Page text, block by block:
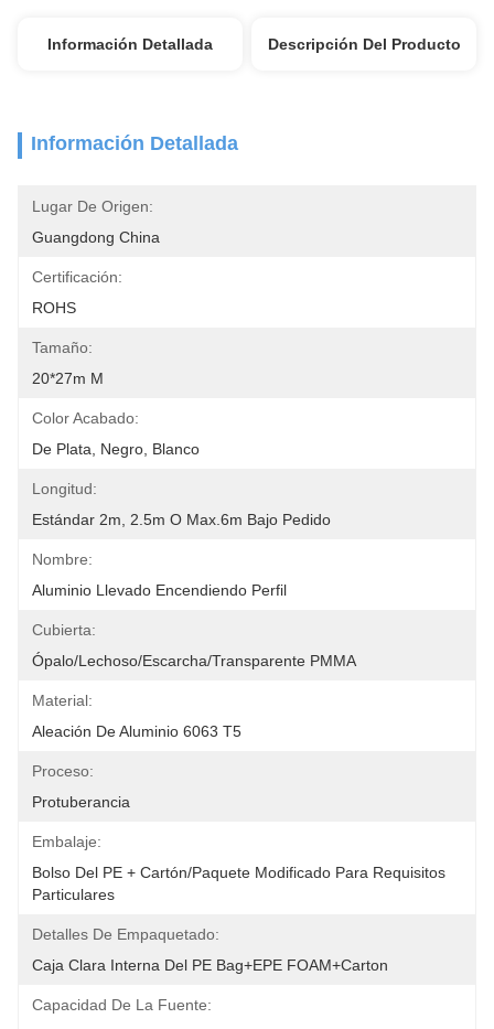
Información Detallada Descripción Del Producto
Información Detallada
Lugar De Origen:
Guangdong China
Certificación:
ROHS
Tamaño:
20*27m M
Color Acabado:
De Plata, Negro, Blanco
Longitud:
Estándar 2m, 2.5m O Max.6m Bajo Pedido
Nombre:
Aluminio Llevado Encendiendo Perfil
Cubierta:
Ópalo/lechoso/escarcha/transparente PMMA
Material:
Aleación De Aluminio 6063 T5
Proceso:
Protuberancia
Embalaje:
Bolso Del PE + Cartón/paquete Modificado Para Requisitos
Particulares
Detalles De Empaquetado:
Caja Clara Interna Del PE Bag+EPE FOAM+Carton
Capacidad De La Fuente: